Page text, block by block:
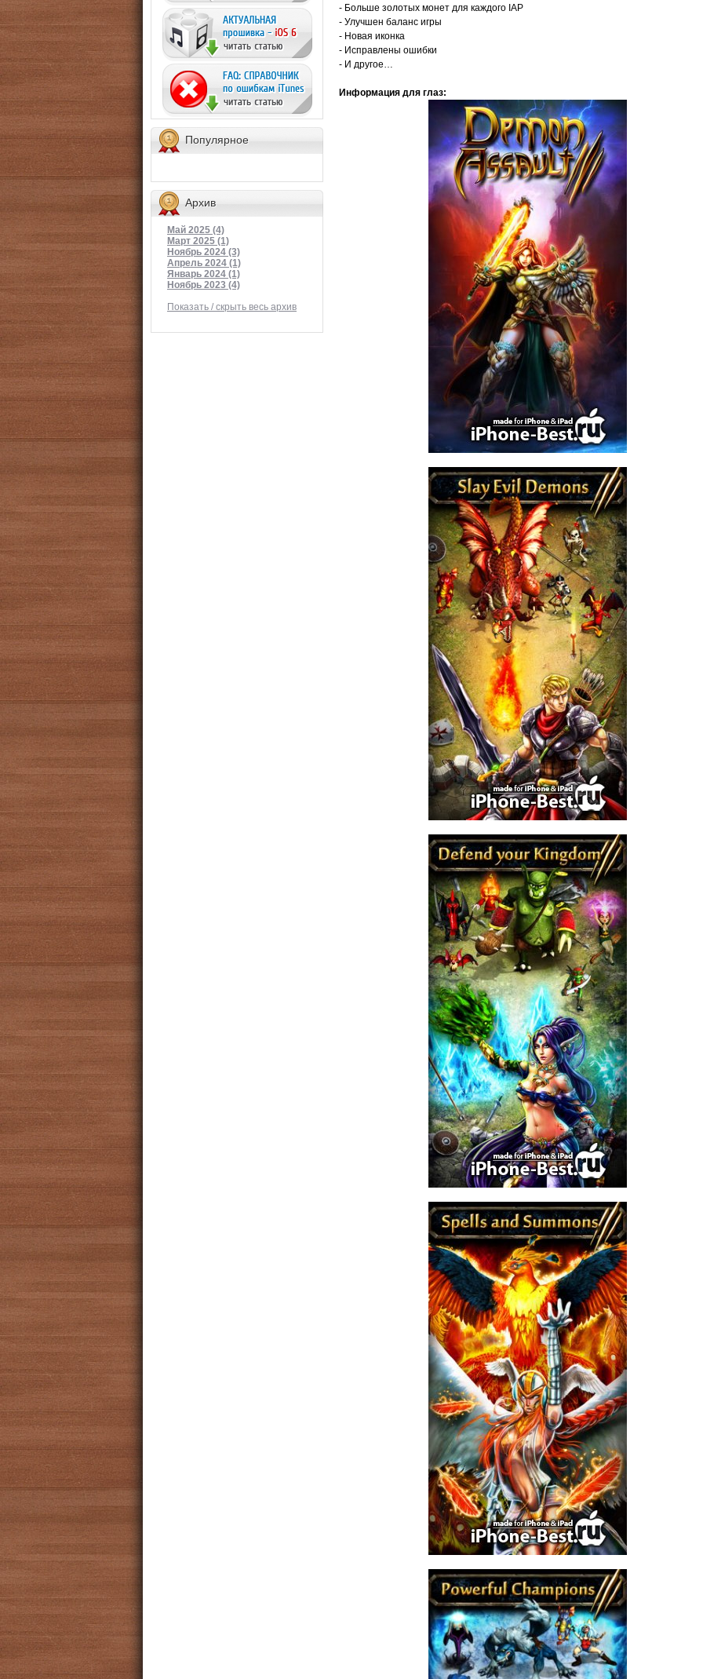
Популярное
Архив
Май 2025 (4)
Март 2025 (1)
Ноябрь 2024 (3)
Апрель 2024 (1)
Январь 2024 (1)
Ноябрь 2023 (4)
Показать / скрыть весь архив
- Больше золотых монет для каждого IAP
- Улучшен баланс игры
- Новая иконка
- Исправлены ошибки
- И другое…
Информация для глаз: